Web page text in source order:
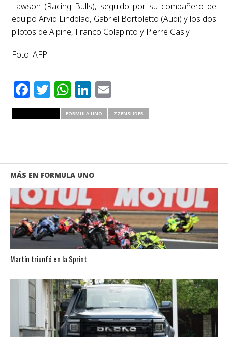
Lawson (Racing Bulls), seguido por su compañero de
equipo Arvid Lindblad, Gabriel Bortoletto (Audi) y los dos
pilotos de Alpine, Franco Colapinto y Pierre Gasly.
Foto: AFP.
Facebook
Twitter
WhatsApp
LinkedIn
Email
FORMULA UNO ZZENSLIDER
MÁS EN FORMULA UNO
Martín triunfó en la Sprint